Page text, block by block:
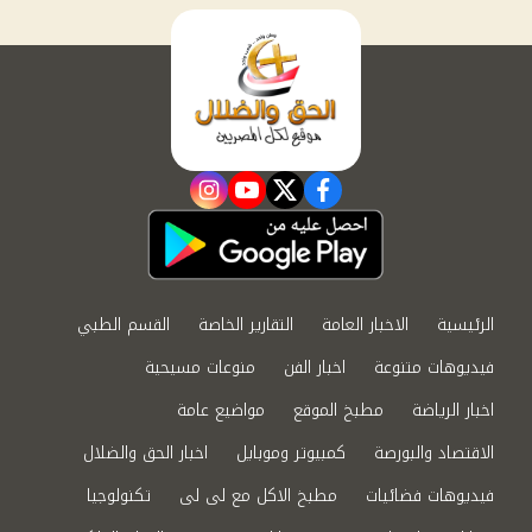
facebook
twitter
youtube
instagram
الرئيسية الاخبار العامة التقارير الخاصة
القسم الطبي
فيديوهات متنوعة
اخبار الفن
منوعات مسيحية
اخبار الرياضة
مطبخ الموقع
مواضيع عامة
الاقتصاد والبورصة
كمبيوتر وموبايل
اخبار الحق والضلال
فيديوهات فضائيات
مطبخ الاكل مع لى لى
تكنولوجيا